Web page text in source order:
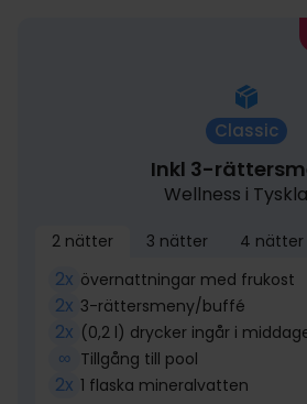
Classic
Inkl 3-
Wellness i
2 nätter 3 nätter 4 nätter
2x övernattningar med frukost
2x 3-rättersmeny/buffé
2x (0,2 l) drycker ingår i
∞ Tillgång till pool
2x 1 flaska mineralvatten